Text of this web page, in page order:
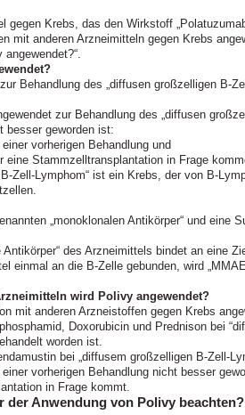
gegen Krebs, das den Wirkstoff
mit anderen Arzneimitteln gegen Krebs
Behandlung des „diffusen großzelligen B-
zur Behandlung des „diffusen
besser geworden ist:
vorherigen Behandlung und
eine Stammzelltransplantation in Frage
Zell-Lymphom“ ist ein Krebs, der von
„monoklonalen Antikörper“ und eine
Antikörper“ des Arzneimittels bindet an eine
einmal an die B-Zelle gebunden, wird
wird Polivy angewendet?
mit anderen Arzneistoffen gegen Krebs
Doxorubicin und Prednison bei
worden ist.
bei „diffusem großzelligen B-Zell-
vorherigen Behandlung nicht besser
in Frage kommt.
der Anwendung von Polivy beachten?